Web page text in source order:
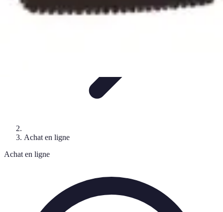
Achat en ligne
Achat en ligne